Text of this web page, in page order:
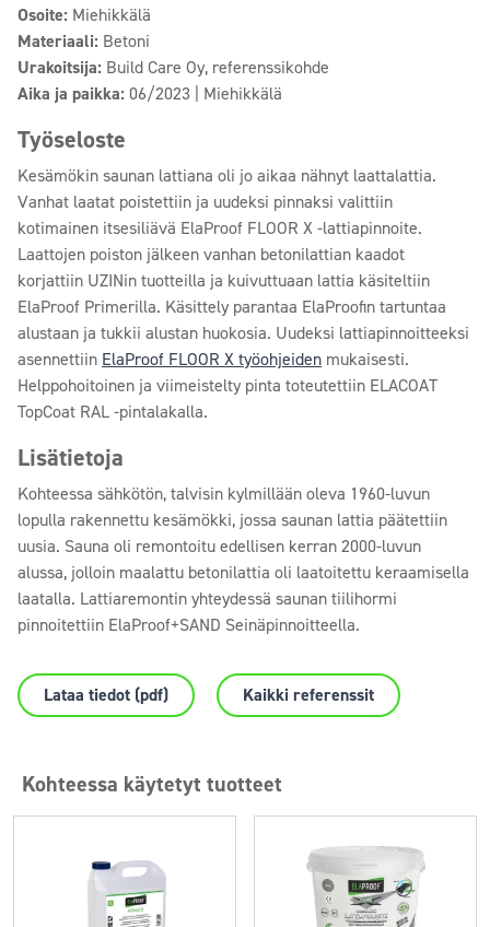
Osoite: Miehikkälä
Materiaali: Betoni
Urakoitsija: Build Care Oy, referenssikohde
Aika ja paikka: 06/2023 | Miehikkälä
Työseloste
Kesämökin saunan lattiana oli jo aikaa nähnyt laattalattia.
Vanhat laatat poistettiin ja uudeksi pinnaksi valittiin
kotimainen itsesiliävä ElaProof FLOOR X -lattiapinnoite.
Laattojen poiston jälkeen vanhan betonilattian kaadot
korjattiin UZINin tuotteilla ja kuivuttuaan lattia käsiteltiin
ElaProof Primerilla. Käsittely parantaa ElaProofin tartuntaa
alustaan ja tukkii alustan huokosia. Uudeksi lattiapinnoitteeksi
asennettiin ElaProof FLOOR X työohjeiden mukaisesti.
Helppohoitoinen ja viimeistelty pinta toteutettiin ELACOAT
TopCoat RAL -pintalakalla.
Lisätietoja
Kohteessa sähkötön, talvisin kylmillään oleva 1960-luvun
lopulla rakennettu kesämökki, jossa saunan lattia päätettiin
uusia. Sauna oli remontoitu edellisen kerran 2000-luvun
alussa, jolloin maalattu betonilattia oli laatoitettu keraamisella
laatalla. Lattiaremontin yhteydessä saunan tiilihormi
pinnoitettiin ElaProof+SAND Seinäpinnoitteella.
Lataa tiedot (pdf) Kaikki referenssit
Kohteessa käytetyt tuotteet